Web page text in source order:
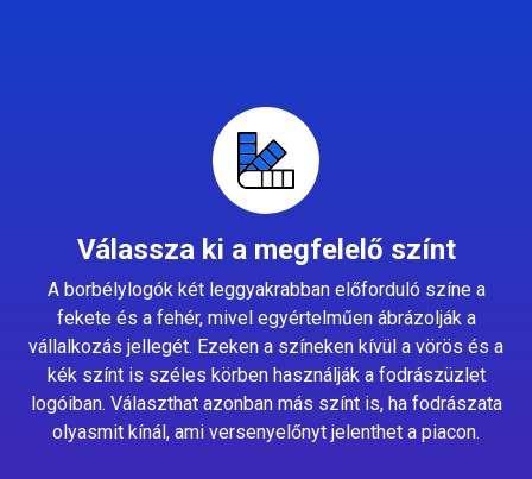
Válassza ki a megfelelő színt
A borbélylogók két leggyakrabban előforduló színe a
fekete és a fehér, mivel egyértelműen ábrázolják a
vállalkozás jellegét. Ezeken a színeken kívül a vörös és a
kék színt is széles körben használják a fodrászüzlet
logóiban. Választhat azonban más színt is, ha fodrászata
olyasmit kínál, ami versenyelőnyt jelenthet a piacon.